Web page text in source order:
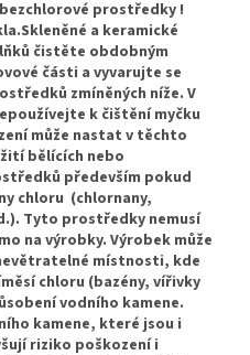
prostředky !
a keramické
čistěte obdobným
části a vyvarujte se
zmíněných níže. V
k čištění myčku
může nastat v těchto
bělících nebo
především pokud
chloru (chlornany,
Tyto prostředky nemusí
na výrobky. Výrobek může
místnosti, kde
chloru (bazény, vířivky
vodního kamene.
kamene, které jsou i
riziko poškození i